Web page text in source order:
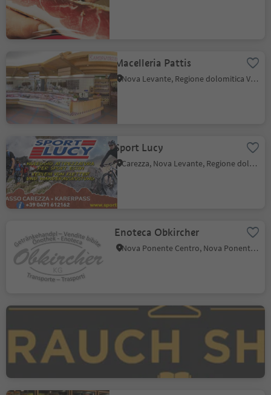
Macelleria Pattis
Nova Levante, Regione dolomitica Val d'Ega
Sport Lucy
Carezza, Nova Levante, Regione dolomitica Val d'Ega
Enoteca Obkircher
Nova Ponente Centro, Nova Ponente, Regione dolomitica Val d'Ega
Rauch Shop
Nova Ponente Centro, Nova Ponente, Regione dolomitica Val d'Ega